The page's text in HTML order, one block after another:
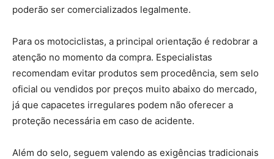
poderão ser comercializados legalmente.
Para os motociclistas, a principal orientação é redobrar a
atenção no momento da compra. Especialistas
recomendam evitar produtos sem procedência, sem selo
oficial ou vendidos por preços muito abaixo do mercado,
já que capacetes irregulares podem não oferecer a
proteção necessária em caso de acidente.
Além do selo, seguem valendo as exigências tradicionais